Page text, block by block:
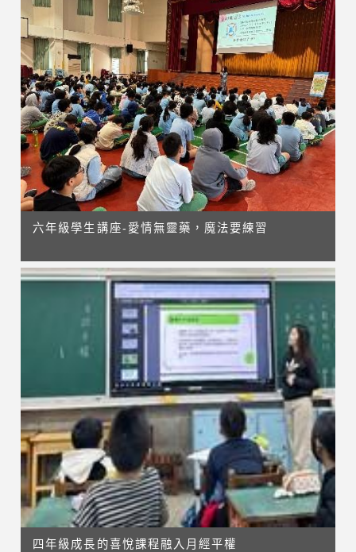
六年級學生講座-愛情無靈藥，魔法要練習
四年級成長的喜悅課程融入月經平權